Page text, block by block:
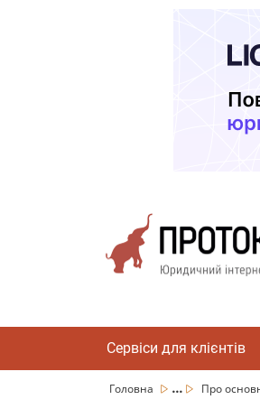
Сервіси для клієнтів
Головна ... Про